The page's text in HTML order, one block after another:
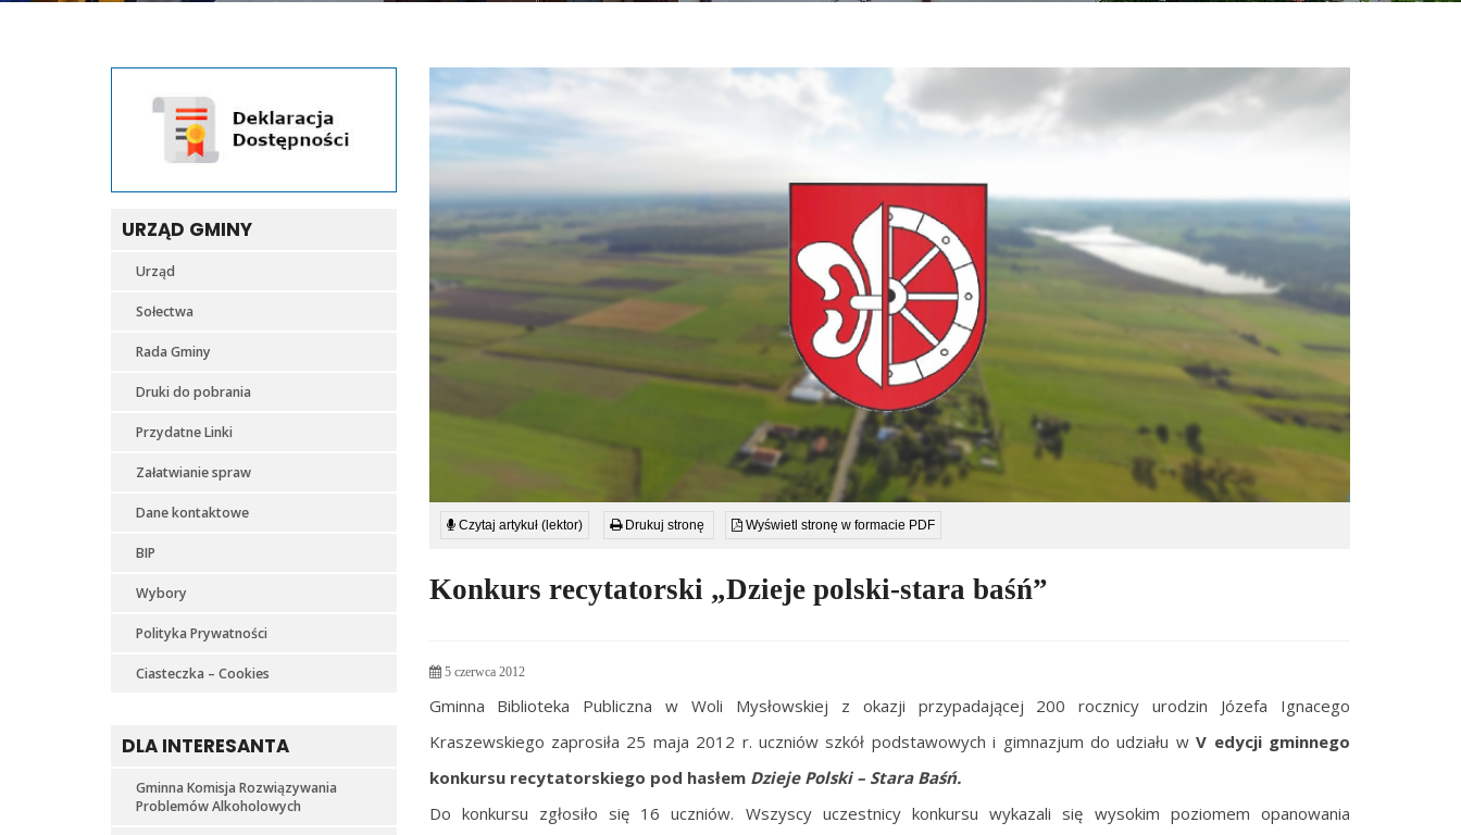
URZĄD GMINY
Urząd
Sołectwa
Rada Gminy
Druki do pobrania
Przydatne Linki
Załatwianie spraw
Dane kontaktowe
BIP
Wybory
Polityka Prywatności
Ciasteczka – Cookies
DLA INTERESANTA
Gminna Komisja Rozwiązywania
Problemów Alkoholowych
Czytaj artykuł (lektor) Drukuj stronę Wyświetl stronę w formacie PDF
Konkurs recytatorski „Dzieje polski-stara baśń”
5 czerwca 2012
Gminna Biblioteka Publiczna w Woli Mysłowskiej z okazji przypadającej 200 rocznicy urodzin Józefa Ignacego
Kraszewskiego zaprosiła 25 maja 2012 r. uczniów szkół podstawowych i gimnazjum do udziału wV edycji gminnego
konkursu recytatorskiego pod hasłem Dzieje Polski – Stara Baśń.
Do konkursu zgłosiło się 16 uczniów. Wszyscy uczestnicy konkursu wykazali się wysokim poziomem opanowania